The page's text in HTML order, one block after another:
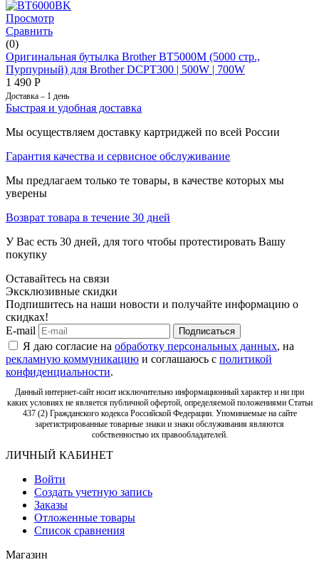
Просмотр
Сравнить
(0)
Оригинальная бутылка Brother BT5000M (5000 стр.,
Пурпурный) для Brother DCPT300 | 500W |​ 700W
1 490 Р
Доставка – 1 день
Быстрая и удобная доставка
Мы осуществляем доставку картриджей по всей России
Гарантия качества и сервисное обслуживание
Мы предлагаем только те товары, в качестве которых мы
уверены
Возврат товара в течение 30 дней
У Вас есть 30 дней, для того чтобы протестировать Вашу
покупку
Оставайтесь на связи
Эксклюзивные скидки
Подпишитесь на наши новости и получайте информацию о
скидках!
E-mail
Подписаться
Я даю согласие на обработку персональных данных, на
рекламную коммуникацию и соглашаюсь с политикой
конфиденциальности.
Данный интернет-сайт носит исключительно информационный характер и ни при
каких условиях не является публичной офертой, определяемой положениями Статьи
437 (2) Гражданского кодекса Российской Федерации. Упоминаемые на сайте
зарегистрированные товарные знаки и знаки обслуживания являются
собственностью их правообладателей.
ЛИЧНЫЙ КАБИНЕТ
Войти
Создать учетную запись
Заказы
Отложенные товары
Список сравнения
Магазин